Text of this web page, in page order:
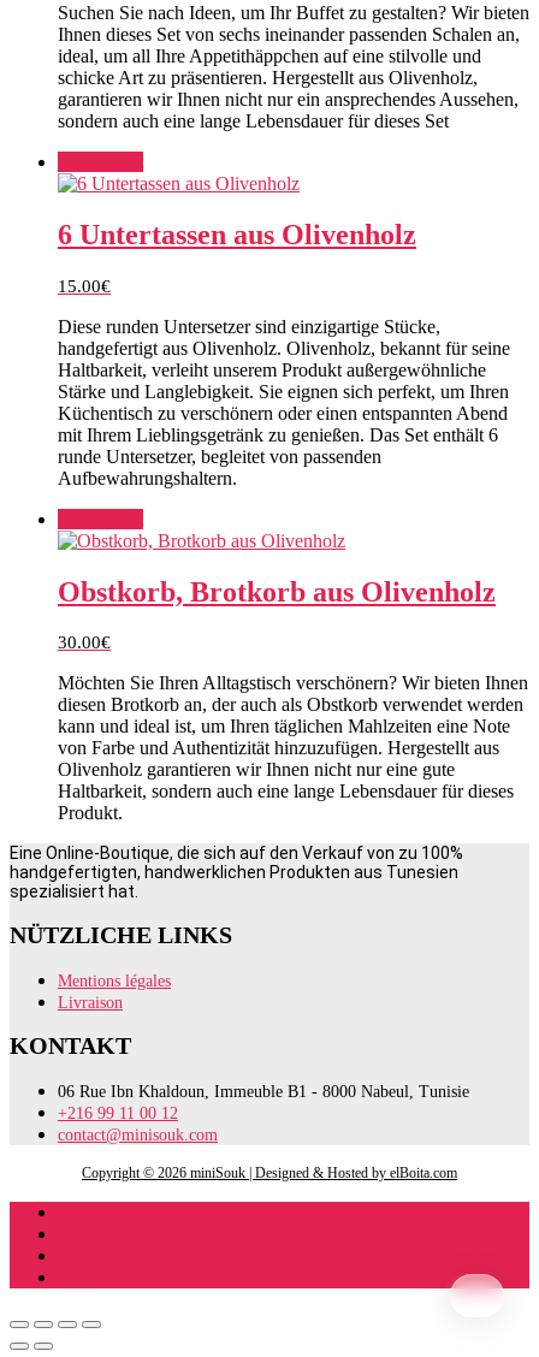
Suchen Sie nach Ideen, um Ihr Buffet zu gestalten? Wir bieten
Ihnen dieses Set von sechs ineinander passenden Schalen an,
ideal, um all Ihre Appetithäppchen auf eine stilvolle und
schicke Art zu präsentieren. Hergestellt aus Olivenholz,
garantieren wir Ihnen nicht nur ein ansprechendes Aussehen,
sondern auch eine lange Lebensdauer für dieses Set
6 Untertassen aus Olivenholz
15.00€
Diese runden Untersetzer sind einzigartige Stücke,
handgefertigt aus Olivenholz. Olivenholz, bekannt für seine
Haltbarkeit, verleiht unserem Produkt außergewöhnliche
Stärke und Langlebigkeit. Sie eignen sich perfekt, um Ihren
Küchentisch zu verschönern oder einen entspannten Abend
mit Ihrem Lieblingsgetränk zu genießen. Das Set enthält 6
runde Untersetzer, begleitet von passenden
Aufbewahrungshaltern.
Obstkorb, Brotkorb aus Olivenholz
30.00€
Möchten Sie Ihren Alltagstisch verschönern? Wir bieten Ihnen
diesen Brotkorb an, der auch als Obstkorb verwendet werden
kann und ideal ist, um Ihren täglichen Mahlzeiten eine Note
von Farbe und Authentizität hinzuzufügen. Hergestellt aus
Olivenholz garantieren wir Ihnen nicht nur eine gute
Haltbarkeit, sondern auch eine lange Lebensdauer für dieses
Produkt.
Eine Online-Boutique, die sich auf den Verkauf von zu 100%
handgefertigten, handwerklichen Produkten aus Tunesien
spezialisiert hat.
NÜTZLICHE LINKS
Mentions légales
Livraison
KONTAKT
06 Rue Ibn Khaldoun, Immeuble B1 - 8000 Nabeul, Tunisie
+216 99 11 00 12
contact@minisouk.com
Copyright © 2026 miniSouk | Designed & Hosted by elBoita.com